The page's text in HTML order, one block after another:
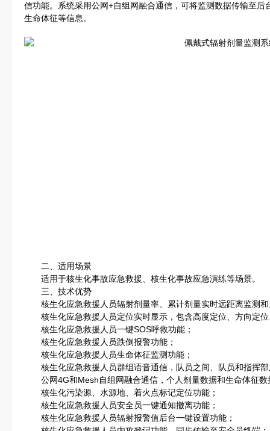
信功能。系统采用公网+自组网融合通信，可将监测数据传输至
生命体征等信息。
二、适用场景
适用于核生化事故应急救援、核生化事故应急演练等场景。
三、技术优势
核生化应急救援人员辐射剂量率、累计剂量实时远距离监测
核生化应急救援人员定位实时显示，包含高度定位、方向定
核生化应急救援人员一键SOS呼救功能；
核生化应急救援人员跌倒报警功能；
核生化应急救援人员生命体征监测功能；
核生化应急救援人员群组语音通信，队员之间、队员和指挥
公网4G和Mesh自组网融合通信，个人剂量数据和生命体征数
核生化污染源、水源地、着火点标记定位功能；
核生化应急救援人员安全员一键通知撤离功能；
核生化应急救援人员辐射报警值后台一键设置功能；